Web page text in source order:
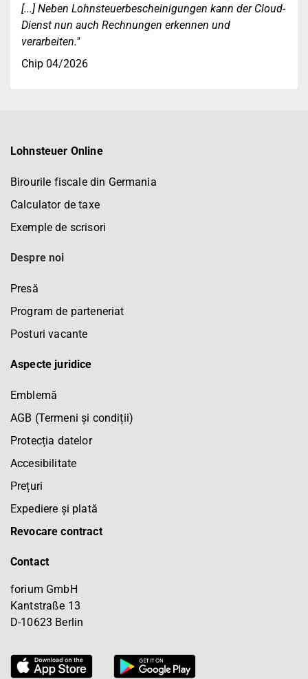
[...] Neben Lohnsteuerbescheinigungen kann der Cloud-
Dienst nun auch Rechnungen erkennen und
verarbeiten."
Chip 04/2026
Lohnsteuer Online
Birourile fiscale din Germania
Calculator de taxe
Exemple de scrisori
Despre noi
Presă
Program de parteneriat
Posturi vacante
Aspecte juridice
Emblemă
AGB (Termeni și condiții)
Protecția datelor
Accesibilitate
Prețuri
Expediere și plată
Revocare contract
Contact
forium GmbH
Kantstraße 13
D-10623 Berlin